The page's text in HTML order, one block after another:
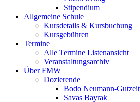
Stipendium
Allgemeine Schule
Kursdetails & Kursbuchung
Kursgebühren
Termine
Alle Termine Listenansicht
Veranstaltungsarchiv
Über FMW
Dozierende
Bodo Neumann-Gutzeit
Savas Bayrak